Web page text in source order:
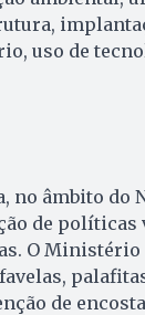
uso de
no âmbito do
de políticas
O Ministério
de